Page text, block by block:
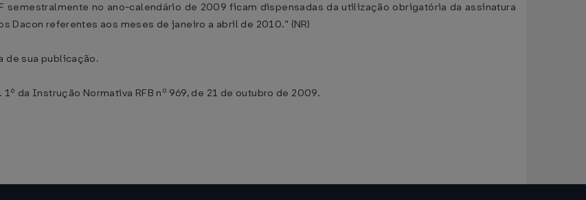
semestralmente no ano-calendário de 2009 ficam dispensadas da utilização obrigatória da assinatura
Dacon referentes aos meses de janeiro a abril de 2010.” (NR)
de sua publicação.
da Instrução Normativa RFB nº 969, de 21 de outubro de 2009.